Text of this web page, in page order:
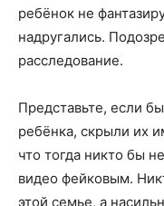
ребёнок не
надругались.
расследование.
Представьте, если
ребёнка, скрыли их
что тогда никто бы
видео фейковым.
этой семье, а